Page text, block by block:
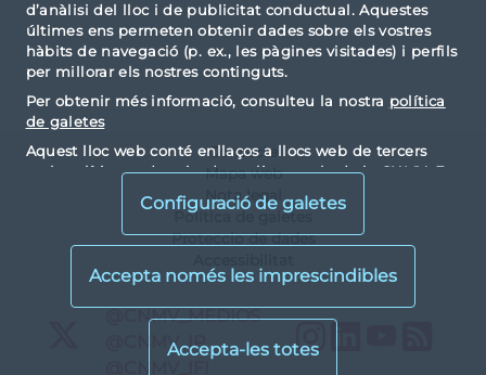
d’anàlisi del lloc i de publicitat conductual. Aquestes
últimes ens permeten obtenir dades sobre els vostres
hàbits de navegació (p. ex., les pàgines visitades) i perfils
per millorar els nostres continguts.
Per obtenir més informació, consulteu la nostra política
de galetes
Aquest lloc web conté enllaços a llocs web de tercers
amb polítiques de privadesa alienes a la de la CNMV. En
visualitzar-los i accedir-hi, accepteu les galetes
instal·lades per tercers i les seves polítiques de privadesa
Configuració de galetes
Contacte
Mapa web
Nota legal
Política de galetes
Proteccio de dades
X@CNMV_MEDIOS
@CNMV_IP